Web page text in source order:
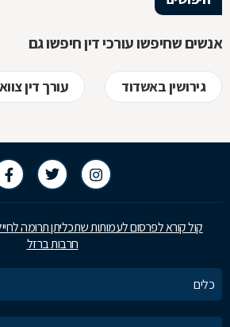
אנשים שחיפשו עורכי דין חיפשו גם
גירושין באשדוד עורך דין
קול קורא לפרסום לעמותות שתכליתן תרומה
חרבות ברזל
כלים